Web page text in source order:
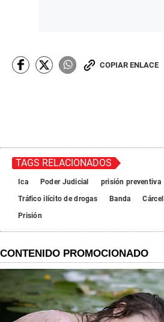
COPIAR ENLACE
TAGS RELACIONADOS
Ica Poder Judicial
prisión preventiva
Tráfico ilícito de drogas
Banda Cárcel
Prisión